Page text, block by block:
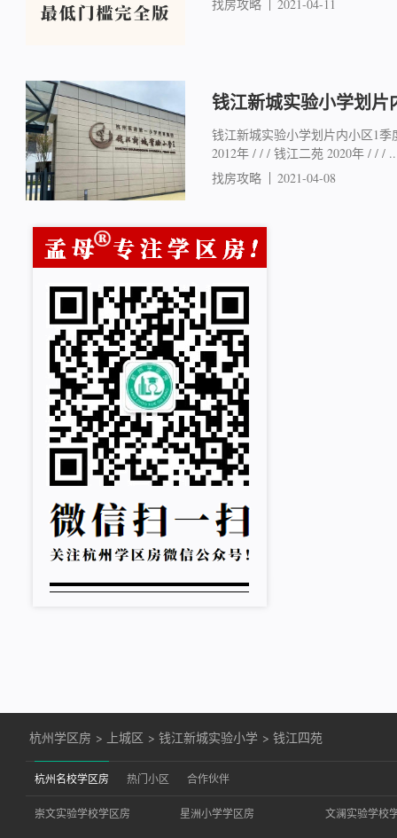
找房攻略 2021-04-11
钱江新城实验小学划
钱江新城实验小学划片内小区1
2012年 / / / 钱江二苑 2020年 / / /
找房攻略
2021-04-08
杭州学区房 > 上城区 >钱江新城实验小学 >钱江四苑
杭州名校学区房 热门小区 合作伙伴
崇文实验学校学区房 星洲小学学区房 文澜实验学校